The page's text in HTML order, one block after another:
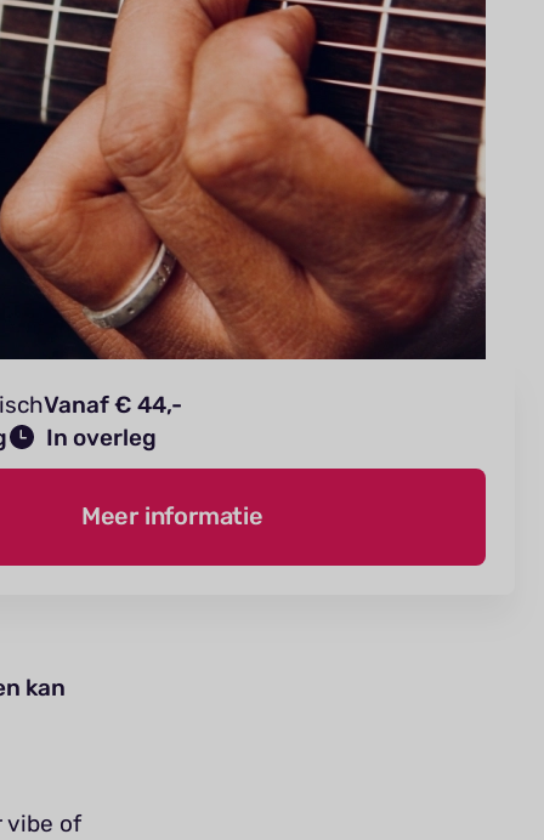
Vanaf € 44,-
In overleg
Meer informatie
kan
vibe of